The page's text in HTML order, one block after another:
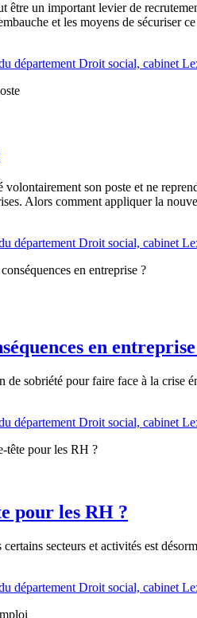
un important levier de
et les moyens de sécuriser
département Droit social, cabinet
son poste et ne
Alors comment appliquer la
département Droit social, cabinet
en
sobriété pour faire face à la crise
département Droit social, cabinet
pour les RH ?
secteurs et activités est
département Droit social, cabinet